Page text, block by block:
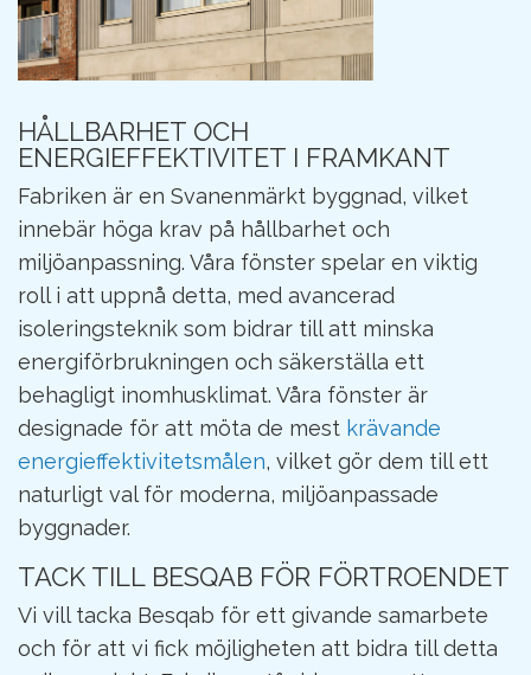
HÅLLBARHET OCH
ENERGIEFFEKTIVITET I FRAMKANT
Fabriken är en Svanenmärkt byggnad, vilket
innebär höga krav på hållbarhet och
miljöanpassning. Våra fönster spelar en viktig
roll i att uppnå detta, med avancerad
isoleringsteknik som bidrar till att minska
energiförbrukningen och säkerställa ett
behagligt inomhusklimat. Våra fönster är
designade för att möta de mest krävande
energieffektivitetsmålen, vilket gör dem till ett
naturligt val för moderna, miljöanpassade
byggnader.
TACK TILL BESQAB FÖR FÖRTROENDET
Vi vill tacka Besqab för ett givande samarbete
och för att vi fick möjligheten att bidra till detta